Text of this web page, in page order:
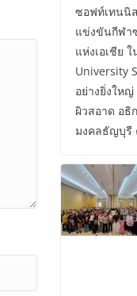
ซอฟท์เทนนิ
แข่งขันกีฬา
แห่งเอเชีย
University
อย่างยิ่งให
ผิวสอาด อธิ
มงคลธัญบุรี